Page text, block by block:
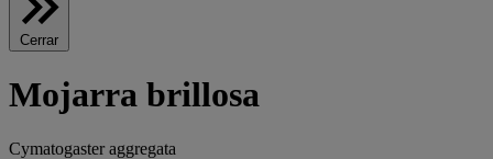
Cerrar
Mojarra brillosa
Cymatogaster aggregata